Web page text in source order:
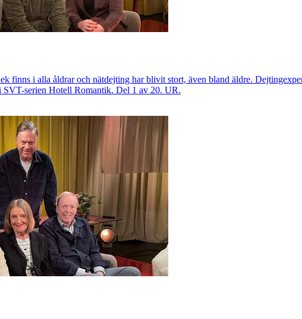
finns i alla åldrar och nätdejting har blivit stort, även bland äldre.
SVT-serien Hotell Romantik. Del 1 av 20. UR.